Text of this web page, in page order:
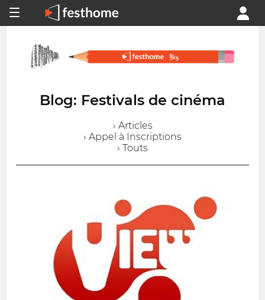
Blog: Festivals de cinéma
› Articles
› Appel à Inscriptions
› Touts